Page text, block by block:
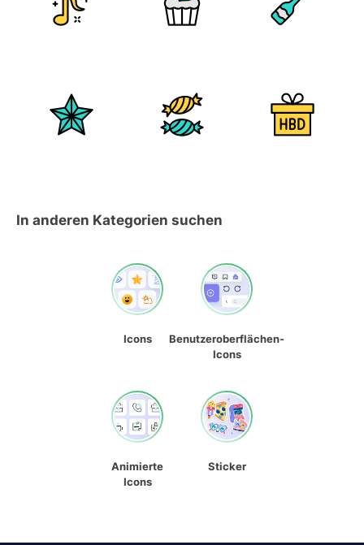
In anderen Kategorien suchen
Icons
Benutzeroberflächen-
Icons
Animierte
Icons
Sticker